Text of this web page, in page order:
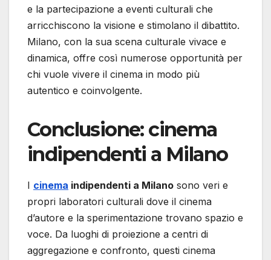
e la partecipazione a eventi culturali che
arricchiscono la visione e stimolano il dibattito.
Milano, con la sua scena culturale vivace e
dinamica, offre così numerose opportunità per
chi vuole vivere il cinema in modo più
autentico e coinvolgente.
Conclusione: cinema
indipendenti a Milano
I cinema indipendenti a Milano sono veri e
propri laboratori culturali dove il cinema
d’autore e la sperimentazione trovano spazio e
voce. Da luoghi di proiezione a centri di
aggregazione e confronto, questi cinema